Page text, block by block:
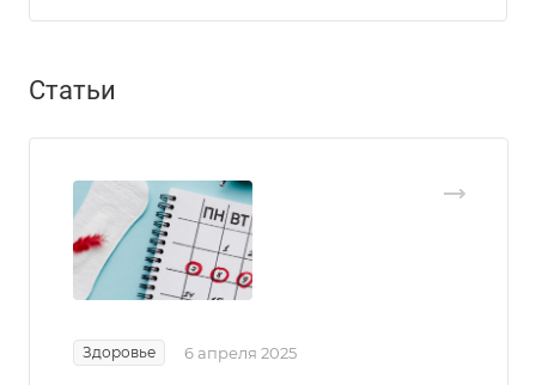
Статьи
Здоровье 6 апреля 2025